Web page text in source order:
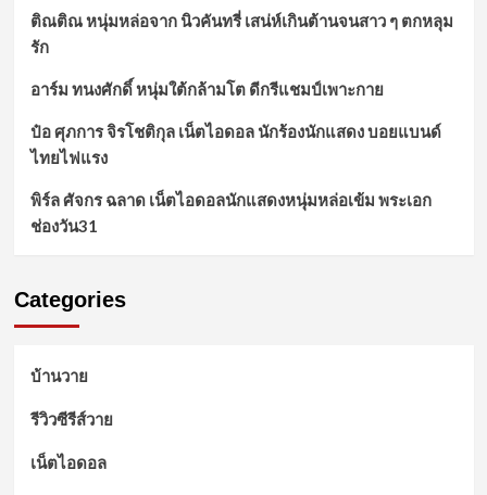
ติณติณ หนุ่มหล่อจาก นิวคันทรี่ เสน่ห์เกินต้านจนสาว ๆ ตกหลุม
รัก
อาร์ม ทนงศักดิ์ หนุ่มใต้กล้ามโต ดีกรีแชมป์เพาะกาย
ป๋อ ศุภการ จิรโชติกุล เน็ตไอดอล นักร้องนักแสดง บอยแบนด์
ไทยไฟแรง
พิร์ล ศัจกร ฉลาด เน็ตไอดอลนักแสดงหนุ่มหล่อเข้ม พระเอก
ช่องวัน31
Categories
บ้านวาย
รีวิวซีรีส์วาย
เน็ตไอดอล